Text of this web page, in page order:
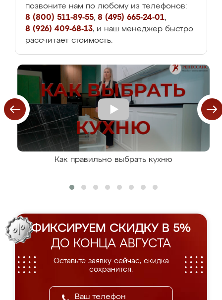
позвоните нам по любому из телефонов:
8 (800) 511-89-55, 8 (495) 665-24-01,
8 (926) 409-68-13, и наш менеджер быстро
рассчитает стоимость.
Как правильно выбрать кухню
ФИКСИРУЕМ СКИДКУ В 5%
ДО КОНЦА АВГУСТА
Оставьте заявку сейчас, скидка
сохранится.